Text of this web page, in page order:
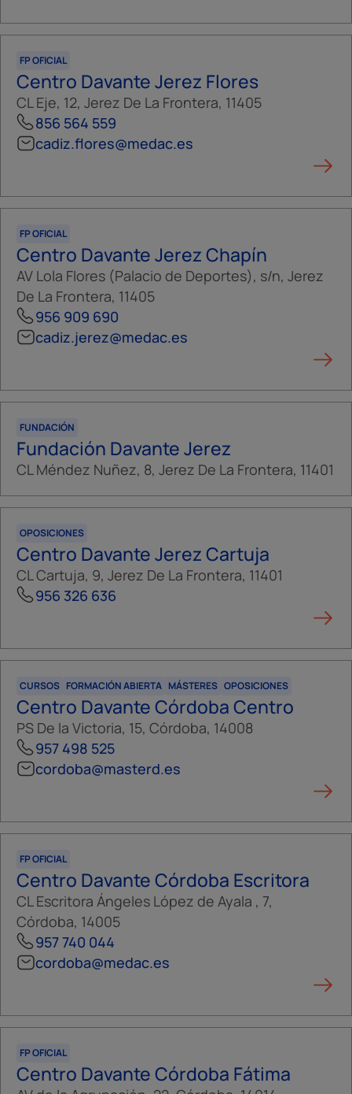
FP OFICIAL
Centro Davante Jerez Flores
CL Eje, 12, Jerez De La Frontera, 11405
856 564 559
cadiz.flores@medac.es
FP OFICIAL
Centro Davante Jerez Chapín
AV Lola Flores (Palacio de Deportes), s/n, Jerez
De La Frontera, 11405
956 909 690
cadiz.jerez@medac.es
FUNDACIÓN
Fundación Davante Jerez
CL Méndez Nuñez, 8, Jerez De La Frontera, 11401
OPOSICIONES
Centro Davante Jerez Cartuja
CL Cartuja, 9, Jerez De La Frontera, 11401
956 326 636
CURSOS FORMACIÓN ABIERTA MÁSTERES OPOSICIONES
Centro Davante Córdoba Centro
PS De la Victoria, 15, Córdoba, 14008
957 498 525
cordoba@masterd.es
FP OFICIAL
Centro Davante Córdoba Escritora
CL Escritora Ángeles López de Ayala , 7,
Córdoba, 14005
957 740 044
cordoba@medac.es
FP OFICIAL
Centro Davante Córdoba Fátima